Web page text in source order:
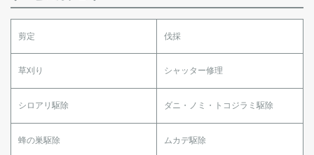
剪定 伐採
草刈り シャッター修理
シロアリ駆除 ダニ・ノミ・トコジラミ駆除
蜂の巣駆除 ムカデ駆除